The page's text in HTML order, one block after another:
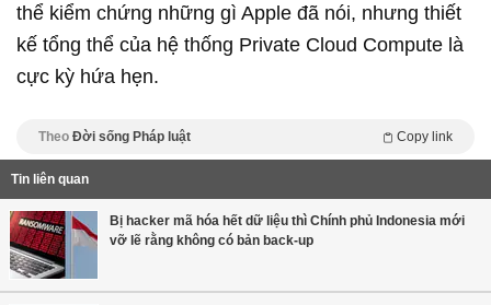
thể kiểm chứng những gì Apple đã nói, nhưng thiết
kế tổng thể của hệ thống Private Cloud Compute là
cực kỳ hứa hẹn.
Theo Đời sống Pháp luật Copy link
Tin liên quan
Bị hacker mã hóa hết dữ liệu thì Chính phủ Indonesia mới
vỡ lẽ rằng không có bản back-up